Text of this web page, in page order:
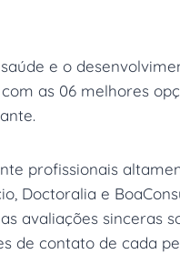
e o
as 06 melhores
profissionais
Doctoralia e
avaliações sinceras
de contato de cada